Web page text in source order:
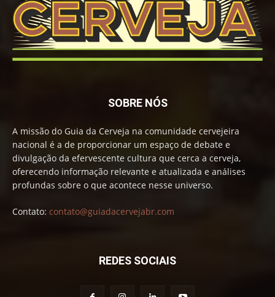
SOBRE NÓS
A missão do Guia da Cerveja na comunidade cervejeira
nacional é a de proporcionar um espaço de debate e
divulgação da efervescente cultura que cerca a cerveja,
oferecendo informação relevante e atualizada e análises
profundas sobre o que acontece nesse universo.
Contato: contato@guiadacervejabr.com
REDES SOCIAIS